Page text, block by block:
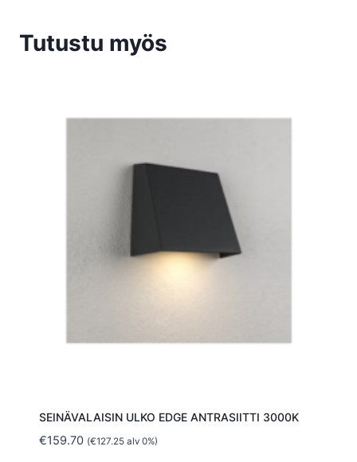
Tutustu myös
SEINÄVALAISIN ULKO EDGE ANTRASIITTI 3000K
€159.70 (€127.25alv 0%)